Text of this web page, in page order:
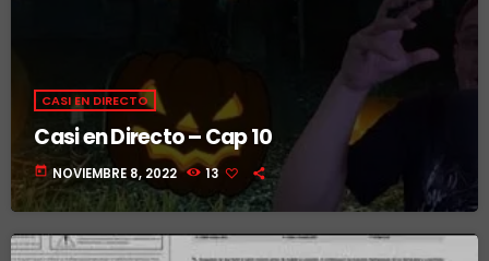
CASI EN DIRECTO
Casi en Directo – Cap 10
today NOVIEMBRE 8, 2022 13